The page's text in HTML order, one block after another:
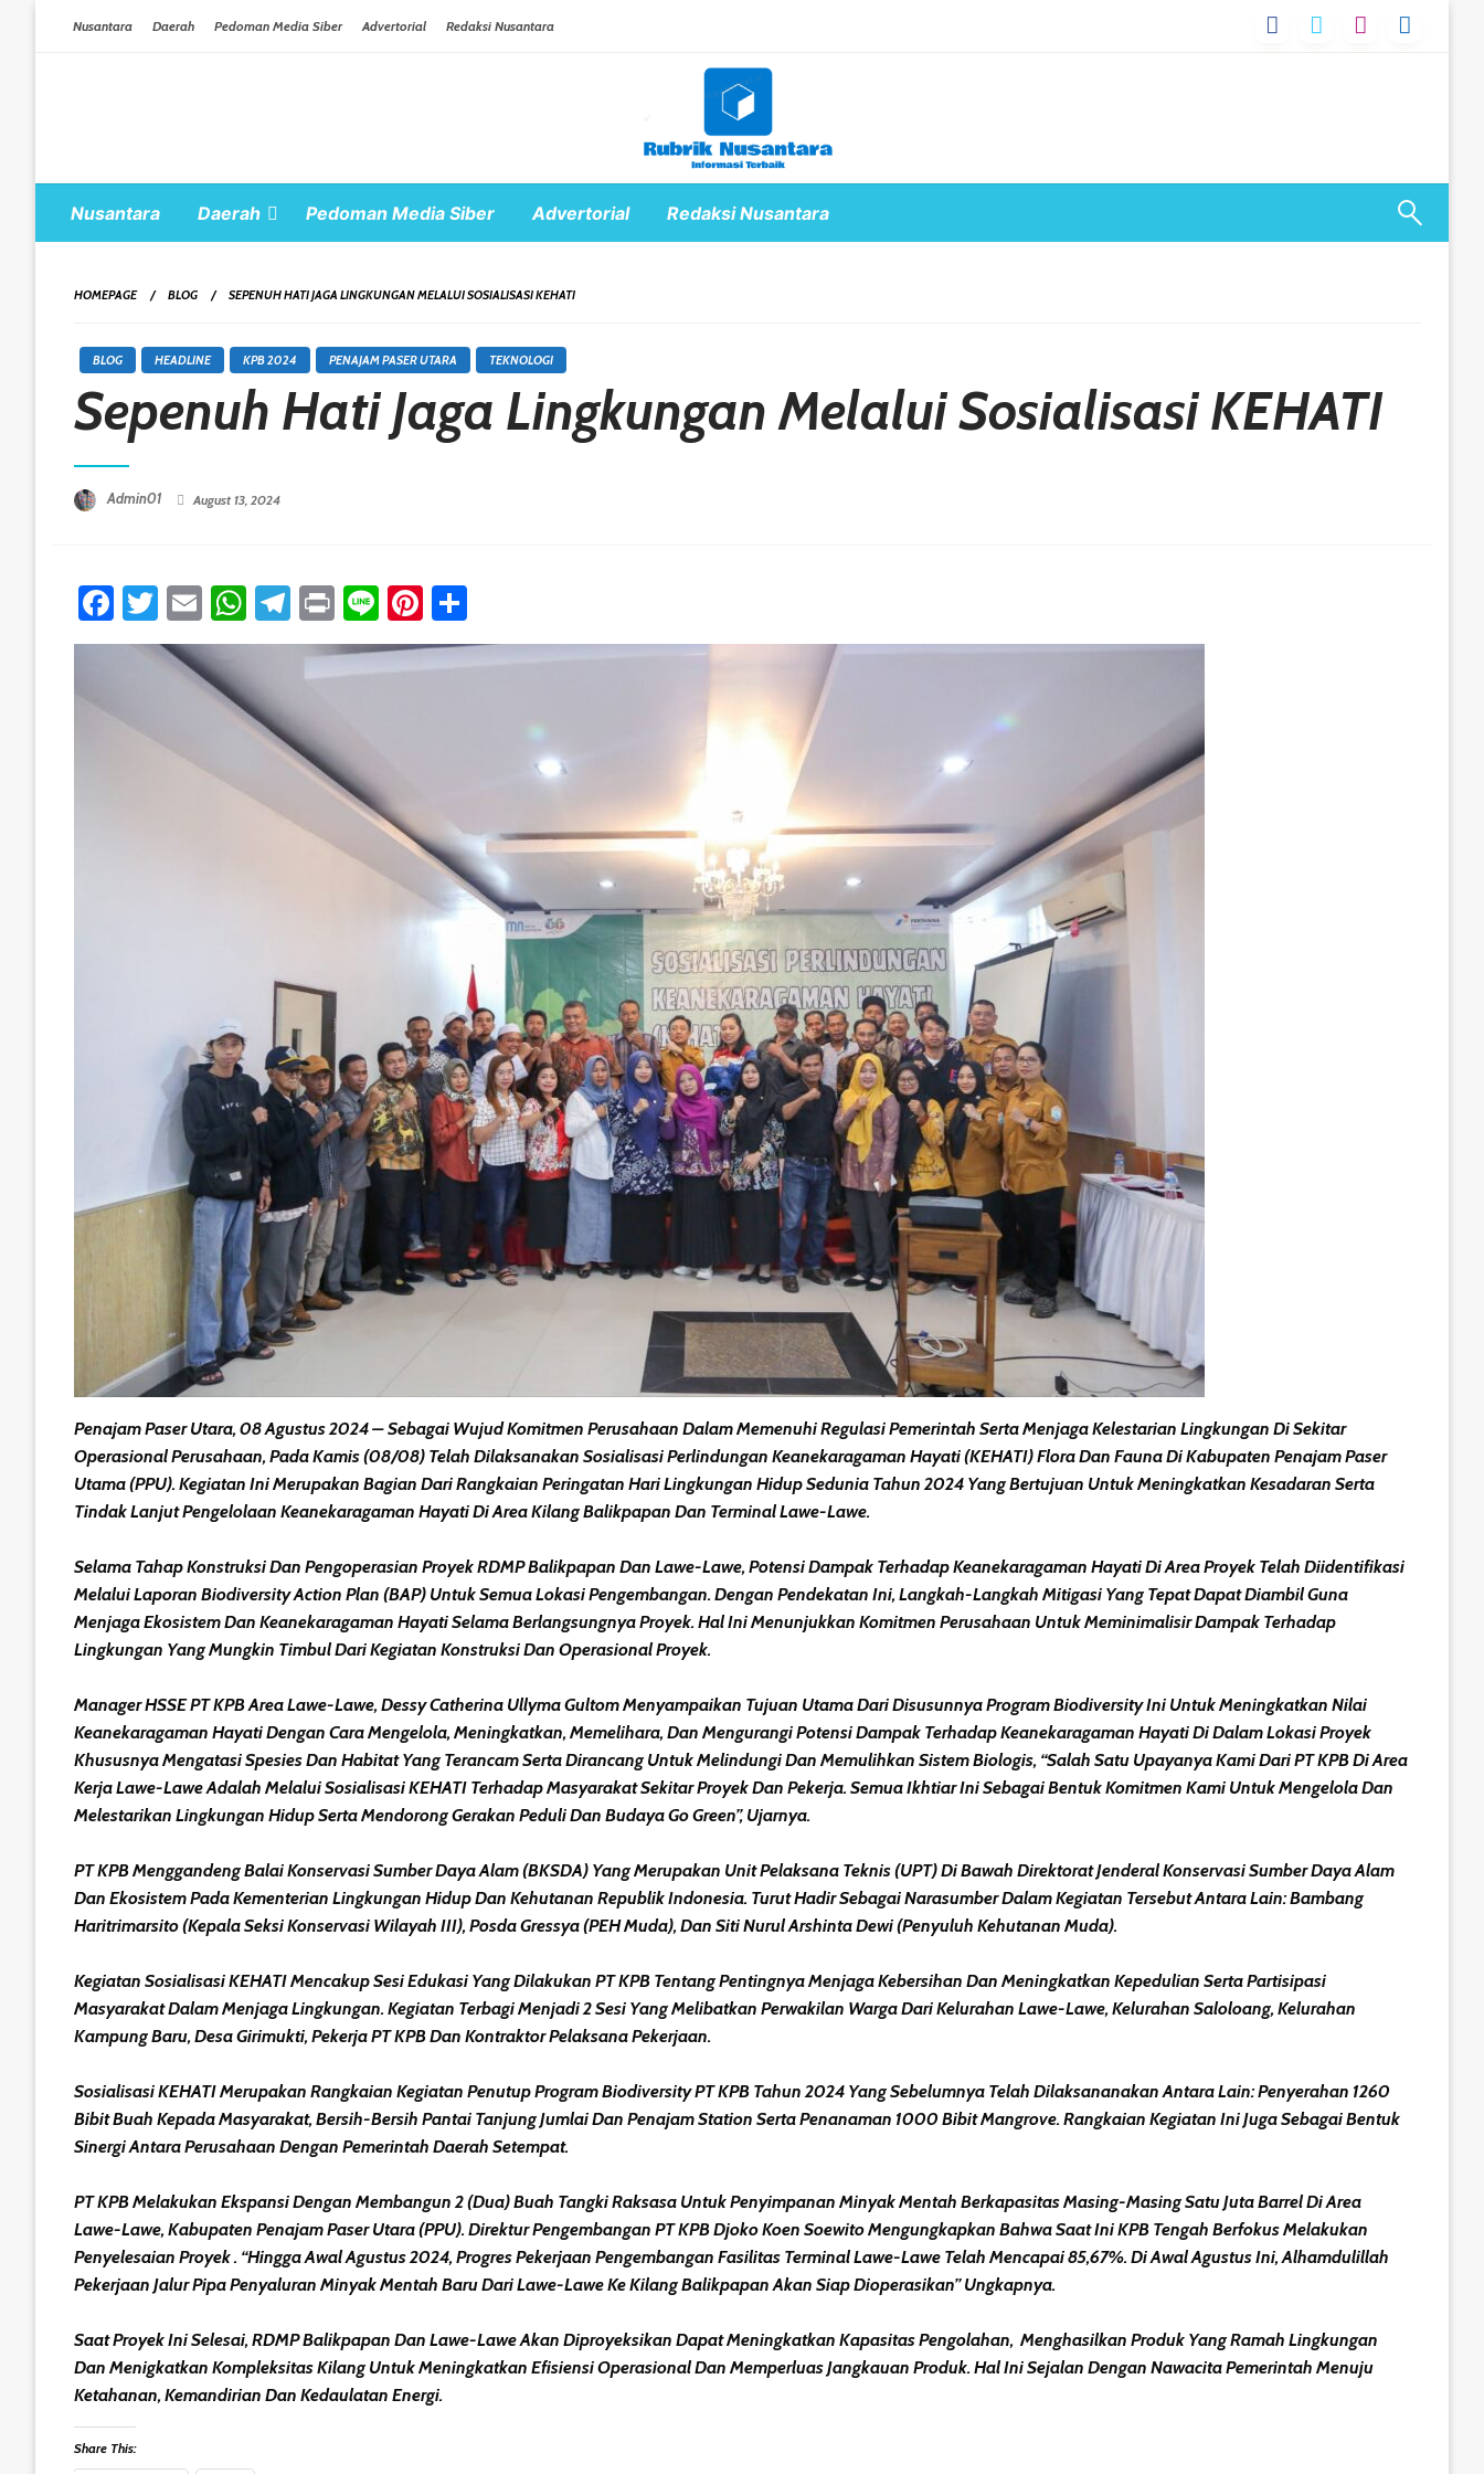
Nusantara Daerah Pedoman Media Siber Advertorial Redaksi Nusantara
Nusantara Daerah Pedoman Media Siber Advertorial Redaksi Nusantara
HOMEPAGE BLOG SEPENUH HATI JAGA LINGKUNGAN MELALUI SOSIALISASI KEHATI
BLOG HEADLINE KPB 2024 PENAJAM PASER UTARA TEKNOLOGI
Sepenuh Hati Jaga Lingkungan Melalui Sosialisasi KEHATI
Admin01 August 13, 2024
Facebook
Twitter
EmailWhatsApp
Telegram
PrintLinePinterest
Penajam Paser Utara, 08 Agustus 2024 – Sebagai Wujud Komitmen Perusahaan Dalam Memenuhi Regulasi Pemerintah Serta Menjaga Kelestarian Lingkungan Di Sekitar
Operasional Perusahaan, Pada Kamis (08/08) Telah Dilaksanakan Sosialisasi Perlindungan Keanekaragaman Hayati (KEHATI) Flora Dan Fauna Di Kabupaten Penajam Paser
Utama (PPU). Kegiatan Ini Merupakan Bagian Dari Rangkaian Peringatan Hari Lingkungan Hidup Sedunia Tahun 2024 Yang Bertujuan Untuk Meningkatkan Kesadaran Serta
Tindak Lanjut Pengelolaan Keanekaragaman Hayati Di Area Kilang Balikpapan Dan Terminal Lawe-Lawe.
Selama Tahap Konstruksi Dan Pengoperasian Proyek RDMP Balikpapan Dan Lawe-Lawe, Potensi Dampak Terhadap Keanekaragaman Hayati Di Area Proyek Telah Diidentifikasi
Melalui Laporan Biodiversity Action Plan (BAP) Untuk Semua Lokasi Pengembangan. Dengan Pendekatan Ini, Langkah-Langkah Mitigasi Yang Tepat Dapat Diambil Guna
Menjaga Ekosistem Dan Keanekaragaman Hayati Selama Berlangsungnya Proyek. Hal Ini Menunjukkan Komitmen Perusahaan Untuk Meminimalisir Dampak Terhadap
Lingkungan Yang Mungkin Timbul Dari Kegiatan Konstruksi Dan Operasional Proyek.
Manager HSSE PT KPB Area Lawe-Lawe, Dessy Catherina Ullyma Gultom Menyampaikan Tujuan Utama Dari Disusunnya Program Biodiversity Ini Untuk Meningkatkan Nilai
Keanekaragaman Hayati Dengan Cara Mengelola, Meningkatkan, Memelihara, Dan Mengurangi Potensi Dampak Terhadap Keanekaragaman Hayati Di Dalam Lokasi Proyek
Khususnya Mengatasi Spesies Dan Habitat Yang Terancam Serta Dirancang Untuk Melindungi Dan Memulihkan Sistem Biologis, “Salah Satu Upayanya Kami Dari PT KPB Di Area
Kerja Lawe-Lawe Adalah Melalui Sosialisasi KEHATI Terhadap Masyarakat Sekitar Proyek Dan Pekerja. Semua Ikhtiar Ini Sebagai Bentuk Komitmen Kami Untuk Mengelola Dan
Melestarikan Lingkungan Hidup Serta Mendorong Gerakan Peduli Dan Budaya Go Green’’, Ujarnya.
PT KPB Menggandeng Balai Konservasi Sumber Daya Alam (BKSDA) Yang Merupakan Unit Pelaksana Teknis (UPT) Di Bawah Direktorat Jenderal Konservasi Sumber Daya Alam
Dan Ekosistem Pada Kementerian Lingkungan Hidup Dan Kehutanan Republik Indonesia. Turut Hadir Sebagai Narasumber Dalam Kegiatan Tersebut Antara Lain: Bambang
Haritrimarsito (Kepala Seksi Konservasi Wilayah III), Posda Gressya (PEH Muda), Dan Siti Nurul Arshinta Dewi (Penyuluh Kehutanan Muda).
Kegiatan Sosialisasi KEHATI Mencakup Sesi Edukasi Yang Dilakukan PT KPB Tentang Pentingnya Menjaga Kebersihan Dan Meningkatkan Kepedulian Serta Partisipasi
Masyarakat Dalam Menjaga Lingkungan. Kegiatan Terbagi Menjadi 2 Sesi Yang Melibatkan Perwakilan Warga Dari Kelurahan Lawe-Lawe, Kelurahan Saloloang, Kelurahan
Kampung Baru, Desa Girimukti, Pekerja PT KPB Dan Kontraktor Pelaksana Pekerjaan.
Sosialisasi KEHATI Merupakan Rangkaian Kegiatan Penutup Program Biodiversity PT KPB Tahun 2024 Yang Sebelumnya Telah Dilaksananakan Antara Lain: Penyerahan 1260
Bibit Buah Kepada Masyarakat, Bersih-Bersih Pantai Tanjung Jumlai Dan Penajam Station Serta Penanaman 1000 Bibit Mangrove. Rangkaian Kegiatan Ini Juga Sebagai Bentuk
Sinergi Antara Perusahaan Dengan Pemerintah Daerah Setempat.
PT KPB Melakukan Ekspansi Dengan Membangun 2 (dua) Buah Tangki Raksasa Untuk Penyimpanan Minyak Mentah Berkapasitas Masing-Masing Satu Juta Barrel Di Area
Lawe-Lawe, Kabupaten Penajam Paser Utara (PPU). Direktur Pengembangan PT KPB Djoko Koen Soewito Mengungkapkan Bahwa Saat Ini KPB Tengah Berfokus Melakukan
Penyelesaian Proyek . “Hingga Awal Agustus 2024, Progres Pekerjaan Pengembangan Fasilitas Terminal Lawe-Lawe Telah Mencapai 85,67%. Di Awal Agustus Ini, Alhamdulillah
Pekerjaan Jalur Pipa Penyaluran Minyak Mentah Baru Dari Lawe-Lawe Ke Kilang Balikpapan Akan Siap Dioperasikan” Ungkapnya.
Saat Proyek Ini Selesai, RDMP Balikpapan Dan Lawe-Lawe Akan Diproyeksikan Dapat Meningkatkan Kapasitas Pengolahan, Menghasilkan Produk Yang Ramah Lingkungan
Dan Menigkatkan Kompleksitas Kilang Untuk Meningkatkan Efisiensi Operasional Dan Memperluas Jangkauan Produk. Hal Ini Sejalan Dengan Nawacita Pemerintah Menuju
Ketahanan, Kemandirian Dan Kedaulatan Energi.
Share This: